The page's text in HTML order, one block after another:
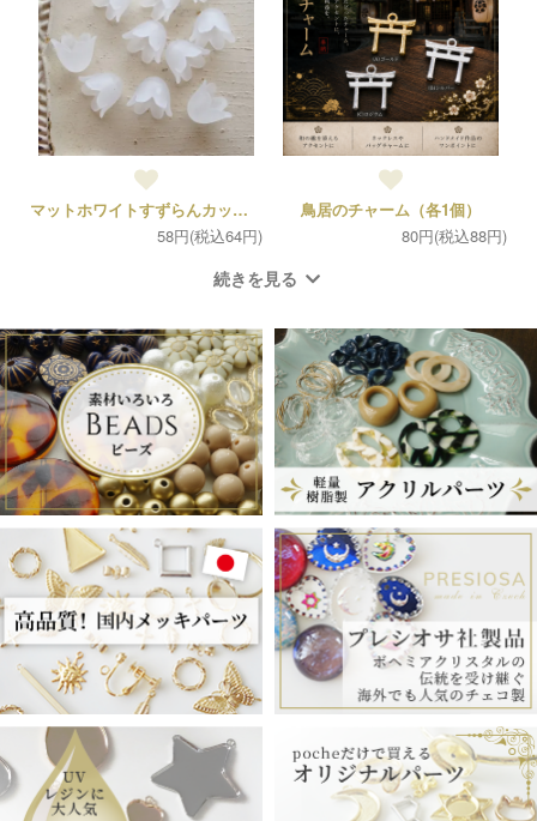
マットホワイトすずらんカップ(10個）
58円(税込64円)
鳥居のチャーム（各1個）
80円(税込88円)
続きを見る